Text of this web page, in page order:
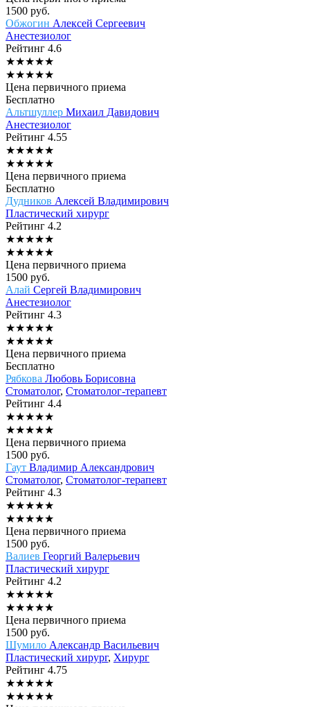
1500 руб.
Обжогин Алексей Сергеевич
Анестезиолог
Рейтинг 4.6
★★★★★
★★★★★
Цена первичного приема
Бесплатно
Альтшуллер Михаил Давидович
Анестезиолог
Рейтинг 4.55
★★★★★
★★★★★
Цена первичного приема
Бесплатно
Дудников Алексей Владимирович
Пластический хирург
Рейтинг 4.2
★★★★★
★★★★★
Цена первичного приема
1500 руб.
Алай Сергей Владимирович
Анестезиолог
Рейтинг 4.3
★★★★★
★★★★★
Цена первичного приема
Бесплатно
Рябкова Любовь Борисовна
Стоматолог, Стоматолог-терапевт
Рейтинг 4.4
★★★★★
★★★★★
Цена первичного приема
1500 руб.
Гаут Владимир Александрович
Стоматолог, Стоматолог-терапевт
Рейтинг 4.3
★★★★★
★★★★★
Цена первичного приема
1500 руб.
Валиев Георгий Валерьевич
Пластический хирург
Рейтинг 4.2
★★★★★
★★★★★
Цена первичного приема
1500 руб.
Шумило Александр Васильевич
Пластический хирург, Хирург
Рейтинг 4.75
★★★★★
★★★★★